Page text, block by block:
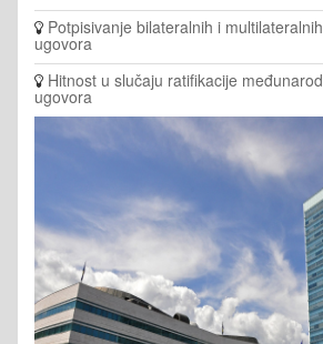
Potpisivanje bilateralnih i
ugovora
Hitnost u slučaju ratifikacije
ugovora